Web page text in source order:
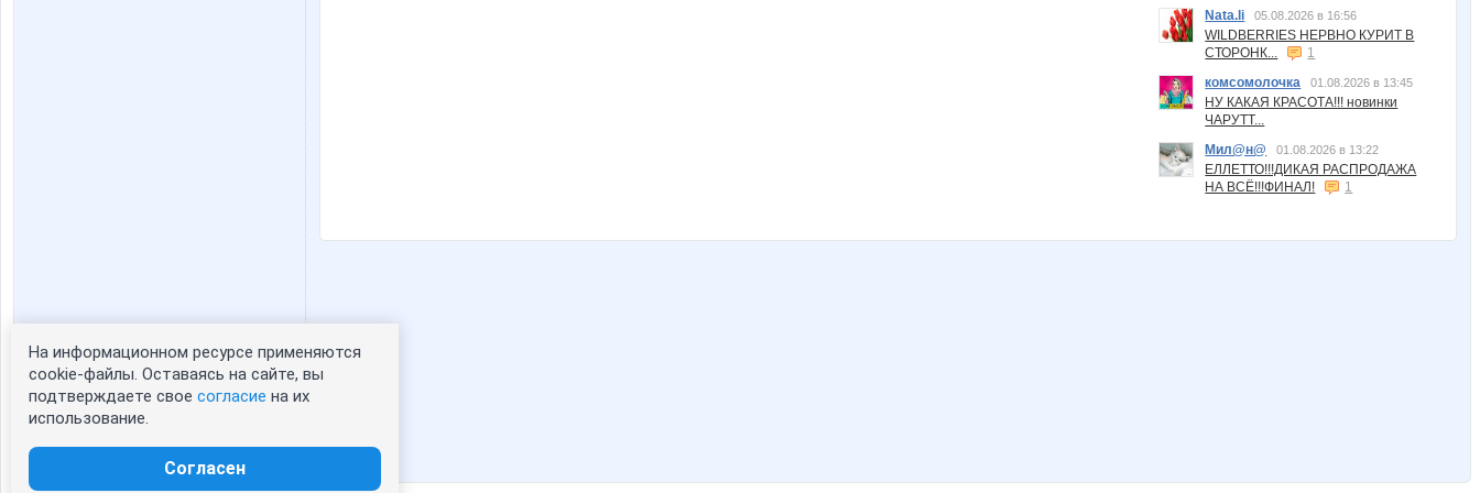
Статистика портрета:
сейчас просматривают портрет - 0
зарегистрированные пользователи
Nata.li
05.08.2026 в 16:56
WILDBERRIES НЕРВНО КУРИТ В
СТОРОНК...
1
комсомолочка
01.08.2026 в 13:45
НУ КАКАЯ КРАСОТА!!! новинки
ЧАРУТТ...
Мил@н@
01.08.2026 в 13:22
ЕЛЛЕТТО!!!ДИКАЯ РАСПРОДАЖА
НА ВСЁ!!!ФИНАЛ!
1
На информационном ресурсе применяются
cookie-файлы. Оставаясь на сайте, вы
подтверждаете свое согласие на их
использование.
Согласен